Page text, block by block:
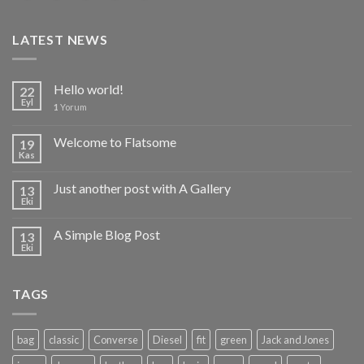
LATEST NEWS
22
Eyl
Hello world!
1 Yorum
19
Kas
Welcome to Flatsome
13
Eki
Just another post with A Gallery
13
Eki
A Simple Blog Post
TAGS
bag classic Converse Diesel fit green
Jack and Jones